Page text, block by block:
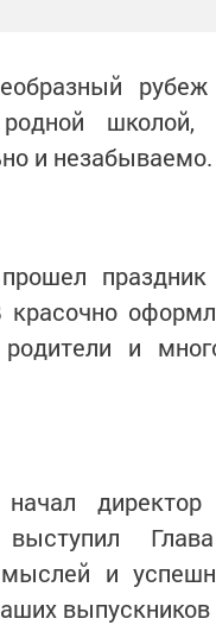
школой,
и незабываемо.
и
начал
выступил
и